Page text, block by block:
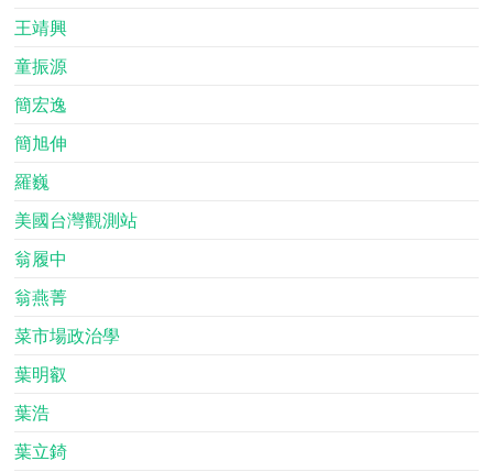
王靖興
童振源
簡宏逸
簡旭伸
羅巍
美國台灣觀測站
翁履中
翁燕菁
菜市場政治學
葉明叡
葉浩
葉立錡